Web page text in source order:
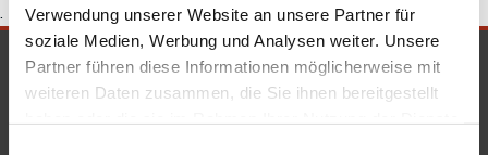
Verwendung unserer Website an unsere Partner für
soziale Medien, Werbung und Analysen weiter. Unsere
Partner führen diese Informationen möglicherweise mit
weiteren Daten zusammen, die Sie ihnen bereitgestellt
.
SICHERHEIT & KOMPETENZ